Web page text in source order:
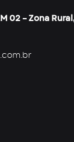
02 – Zona